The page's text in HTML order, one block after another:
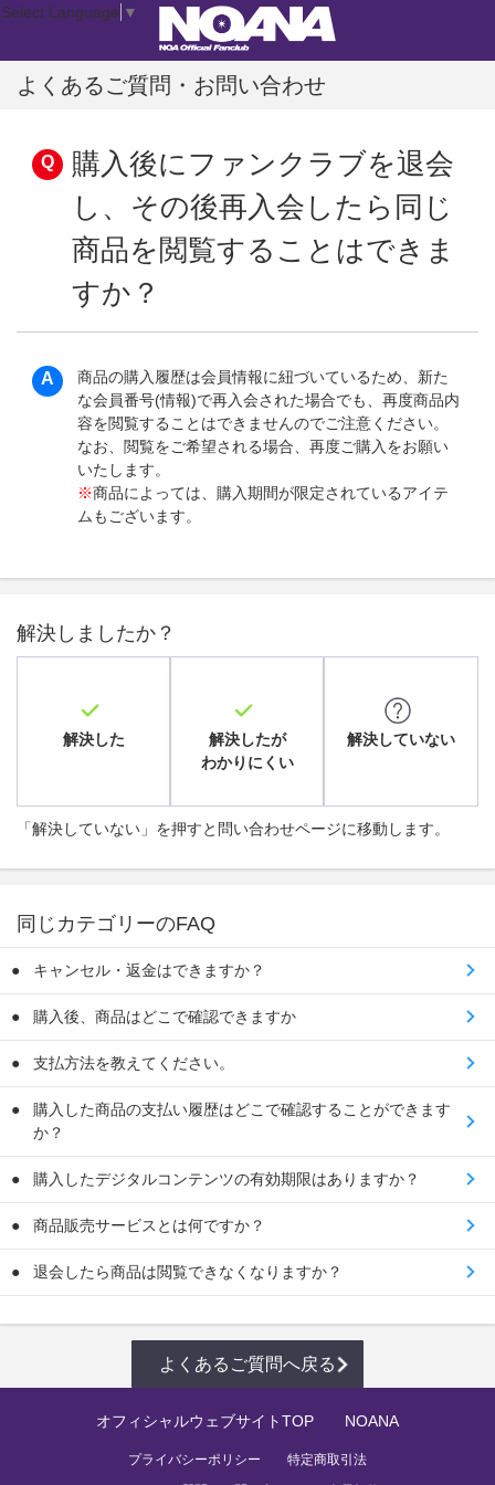
よくあるご質問・お問い合わせ
購入後にファンクラブを退会
し、その後再入会したら同じ
商品を閲覧することはできま
すか？
商品の購入履歴は会員情報に紐づいているため、新た
な会員番号(情報)で再入会された場合でも、再度商品内
容を閲覧することはできませんのでご注意ください。
なお、閲覧をご希望される場合、再度ご購入をお願い
いたします。
※商品によっては、購入期間が限定されているアイテ
ムもございます。
解決しましたか？
解決した
解決したが
わかりにくい
解決していない
「解決していない」を押すと問い合わせページに移動します。
同じカテゴリーのFAQ
キャンセル・返金はできますか？
購入後、商品はどこで確認できますか
支払方法を教えてください。
購入した商品の支払い履歴はどこで確認することができます
か？
購入したデジタルコンテンツの有効期限はありますか？
商品販売サービスとは何ですか？
退会したら商品は閲覧できなくなりますか？
よくあるご質問へ戻る
オフィシャルウェブサイトTOP NOANA
プライバシーポリシー
特定商取引法
Select Language ▼